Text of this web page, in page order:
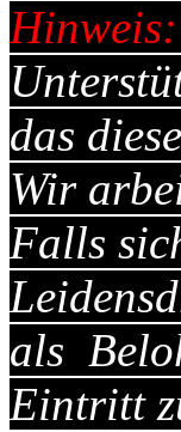
Hinweis:
das
Wir
Falls
als
Eintritt